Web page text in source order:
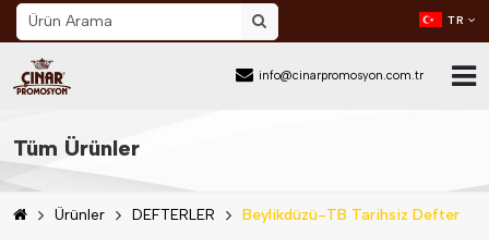
info@cinarpromosyon.com.tr
TR
Ana Sayfa
Hakkımızda
Sektör
Tüm Ürünler
Ürünler DEFTERLER Beylikdüzü-TB Tarihsiz Defter